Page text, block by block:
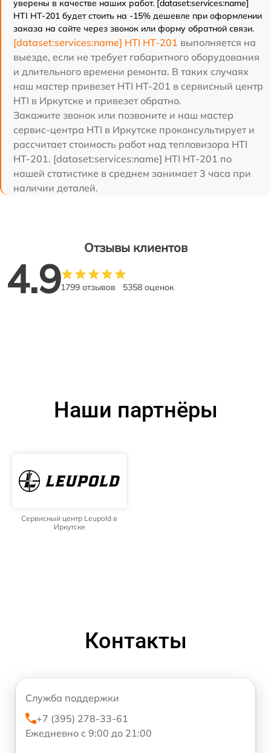
уверены в качестве наших работ. [dataset:services:name]
HTI HT-201 будет стоить на -15% дешевле при оформлении
заказа на сайте через звонок или форму обратной связи.
[dataset:services:name] HTI HT-201 выполняется на
выезде, если не требует габаритного оборудования
и длительного времени ремонта. В таких случаях
наш мастер привезет HTI HT-201 в сервисный центр
HTI в Иркутске и привезет обратно.
Закажите звонок или позвоните и наш мастер
сервис-центра HTI в Иркутске проконсультирует и
рассчитает стоимость работ над тепловизора HTI
HT-201. [dataset:services:name] HTI HT-201 по
нашей статистике в среднем занимает 3 часа при
наличии деталей.
Отзывы клиентов
4.91799 отзывов 5358 оценок
Наши партнёры
Сервисный центр Leupold в
Иркутске
Контакты
Служба поддержки
+7 (395) 278-33-61
Ежедневно с 9:00 до 21:00